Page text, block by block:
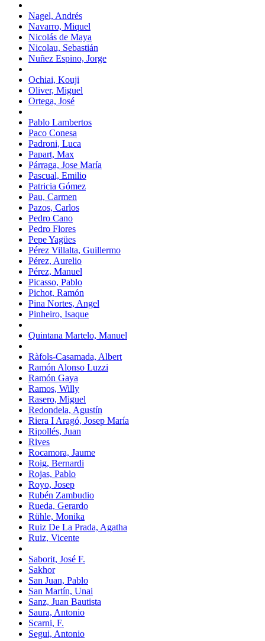
Nagel, Andrés
Navarro, Miquel
Nicolás de Maya
Nicolau, Sebastián
Nuñez Espino, Jorge
Ochiai, Kouji
Oliver, Miguel
Ortega, José
Pablo Lambertos
Paco Conesa
Padroni, Luca
Papart, Max
Párraga, Jose María
Pascual, Emilio
Patricia Gómez
Pau, Carmen
Pazos, Carlos
Pedro Cano
Pedro Flores
Pepe Yagües
Pérez Villalta, Guillermo
Pérez, Aurelio
Pérez, Manuel
Picasso, Pablo
Pichot, Ramón
Pina Nortes, Angel
Pinheiro, Isaque
Quintana Martelo, Manuel
Ràfols-Casamada, Albert
Ramón Alonso Luzzi
Ramón Gaya
Ramos, Willy
Rasero, Miguel
Redondela, Agustín
Riera I Aragó, Josep María
Ripollés, Juan
Rives
Rocamora, Jaume
Roig, Bernardi
Rojas, Pablo
Royo, Josep
Rubén Zambudio
Rueda, Gerardo
Rühle, Monika
Ruiz De La Prada, Agatha
Ruiz, Vicente
Saborit, José F.
Sakhor
San Juan, Pablo
San Martín, Unai
Sanz, Juan Bautista
Saura, Antonio
Scarni, F.
Segui, Antonio